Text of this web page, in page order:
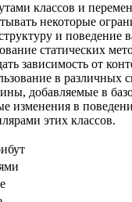
классов и
некоторые
и поведение
статических
зависимость от
в различных
добавляемые в
изменения в
этих классов.